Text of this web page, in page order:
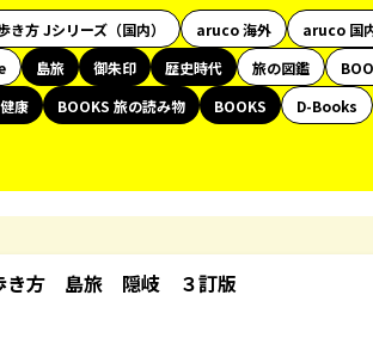
き方 Jシリーズ（国内） aruco 海外 aruco 国
島旅 御朱印 歴史時代 旅の図鑑
康 BOOKS 旅の読み物 BOOKS
D-Books
き方 島旅 隠岐 ３訂版